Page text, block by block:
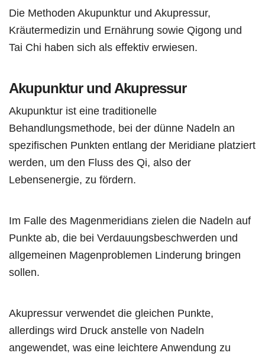
Die Methoden Akupunktur und Akupressur,
Kräutermedizin und Ernährung sowie Qigong und
Tai Chi haben sich als effektiv erwiesen.
Akupunktur und Akupressur
Akupunktur ist eine traditionelle
Behandlungsmethode, bei der dünne Nadeln an
spezifischen Punkten entlang der Meridiane platziert
werden, um den Fluss des Qi, also der
Lebensenergie, zu fördern.
Im Falle des Magenmeridians zielen die Nadeln auf
Punkte ab, die bei Verdauungsbeschwerden und
allgemeinen Magenproblemen Linderung bringen
sollen.
Akupressur verwendet die gleichen Punkte,
allerdings wird Druck anstelle von Nadeln
angewendet, was eine leichtere Anwendung zu